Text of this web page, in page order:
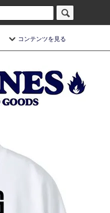
コンテンツを見る